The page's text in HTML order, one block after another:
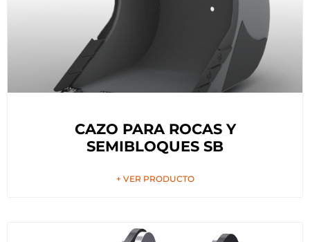
CAZO PARA ROCAS Y
SEMIBLOQUES SB
+ VER PRODUCTO